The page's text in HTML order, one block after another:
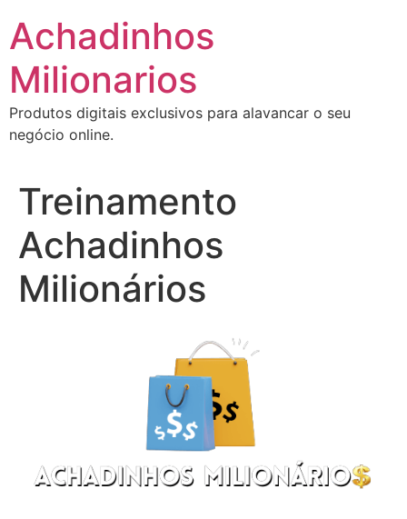
para
conteúdo
Achadinhos
Milionarios
Produtos digitais exclusivos para alavancar o seu
negócio online.
Treinamento
Achadinhos
Milionários